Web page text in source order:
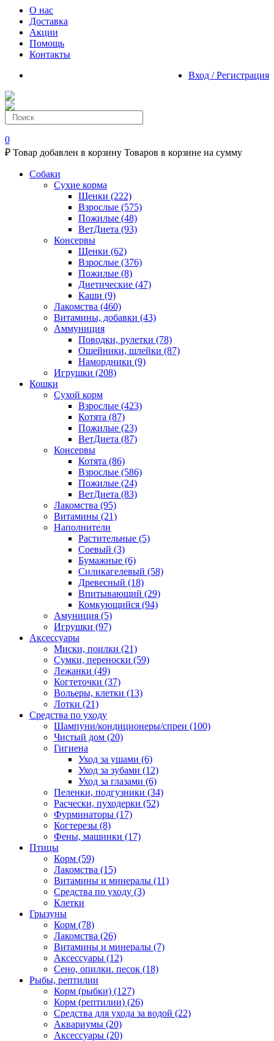
О нас
Доставка
Акции
Помощь
Контакты
Вход / Регистрация
0
₽ Товар добавлен в корзину Товаров в корзине на сумму
Собаки
Сухие корма
Щенки (222)
Взрослые (575)
Пожилые (48)
ВетДиета (93)
Консервы
Щенки (62)
Взрослые (376)
Пожилые (8)
Диетические (47)
Каши (9)
Лакомства (460)
Витамины, добавки (43)
Аммуниция
Поводки, рулетки (78)
Ошейники, шлейки (87)
Намордники (9)
Игрушки (208)
Кошки
Сухой корм
Взрослые (423)
Котята (87)
Пожилые (23)
ВетДиета (87)
Консервы
Котята (86)
Взрослые (586)
Пожилые (24)
ВетДиета (83)
Лакомства (95)
Витамины (21)
Наполнители
Растительные (5)
Соевый (3)
Бумажные (6)
Силикагелевый (58)
Древесный (18)
Впитывающий (29)
Комкующийся (94)
Амуниция (5)
Игрушки (97)
Аксессуары
Миски, поилки (21)
Сумки, переноски (59)
Лежанки (49)
Когтеточки (37)
Вольеры, клетки (13)
Лотки (21)
Средства по уходу
Шампуни/кондиционеры/спреи (100)
Чистый дом (20)
Гигиена
Уход за ушами (6)
Уход за зубами (12)
Уход за глазами (6)
Пеленки, подгузники (34)
Расчески, пуходерки (52)
Фурминаторы (17)
Когтерезы (8)
Фены, машинки (17)
Птицы
Корм (59)
Лакомства (15)
Витамины и минералы (11)
Средства по уходу (3)
Клетки
Грызуны
Корм (78)
Лакомства (26)
Витамины и минералы (7)
Аксессуары (12)
Сено, опилки. песок (18)
Рыбы, рептилии
Корм (рыбки) (127)
Корм (рептилии) (26)
Средства для ухода за водой (22)
Аквариумы (20)
Аксессуары (20)